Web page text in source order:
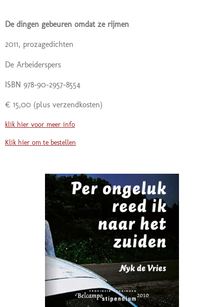
De dingen gebeuren omdat ze rijmen
2011, prozagedichten
De Arbeiderspers
ISBN 978-90-2957-8554
€ 15,00 (plus verzendkosten)
klik hier voor meer info
Klik hier om te bestellen